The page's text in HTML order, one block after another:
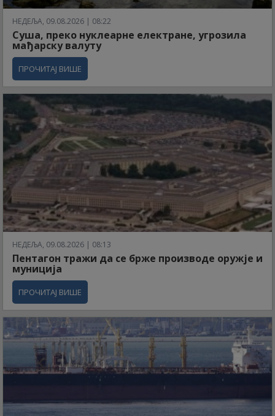
НЕДЕЉА, 09.08.2026 | 08:22
Суша, преко нуклеарне електране, угрозила
мађарску валуту
ПРОЧИТАЈ ВИШЕ
НЕДЕЉА, 09.08.2026 | 08:13
Пентагон тражи да се брже производе оружје и
муниција
ПРОЧИТАЈ ВИШЕ